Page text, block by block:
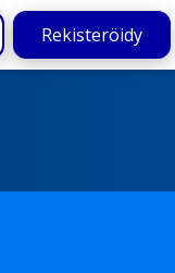
Rekisteröidy